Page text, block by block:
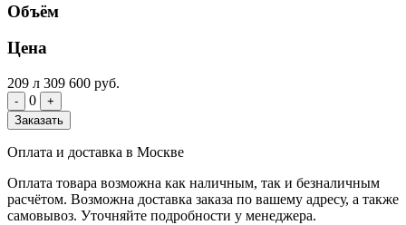
Объём
Цена
209 л 309 600 руб.
- 0
+
Заказать
Оплата и доставка в Москве
Оплата товара возможна как наличным, так и безналичным
расчётом. Возможна доставка заказа по вашему адресу, а также
самовывоз. Уточняйте подробности у менеджера.